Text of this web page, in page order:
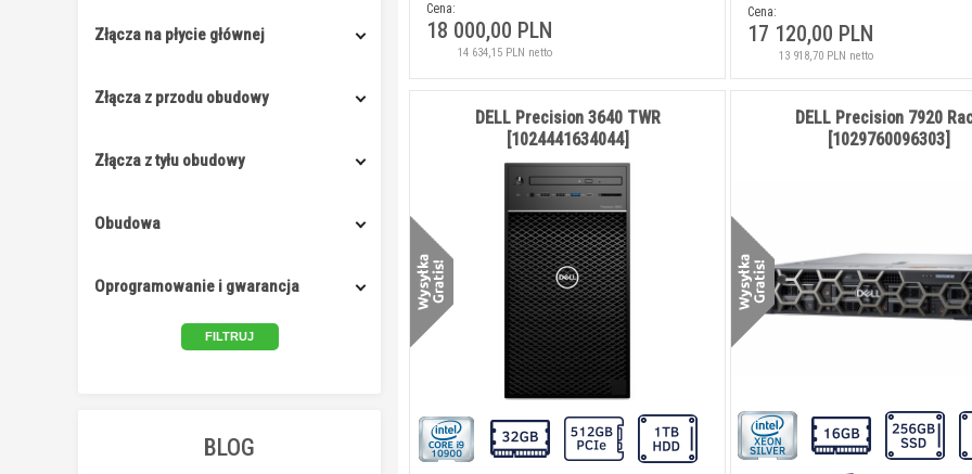
Złącza na płycie głównej
Złącza z przodu obudowy
Złącza z tyłu obudowy
Obudowa
Oprogramowanie i gwarancja
BLOG
Cena:
18 000,00 PLN
14 634,15 PLN netto
Cena:
17 120,00 PLN
13 918,70 PLN netto
DELL Precision 3640 TWR
[1024441634044]
DELL Precision 7920
[1029760096303]